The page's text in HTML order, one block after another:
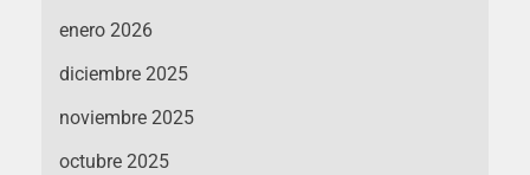
enero 2026
diciembre 2025
noviembre 2025
octubre 2025